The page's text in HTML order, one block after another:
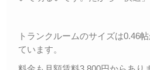
トランクルームのサイズは0.46
ています。